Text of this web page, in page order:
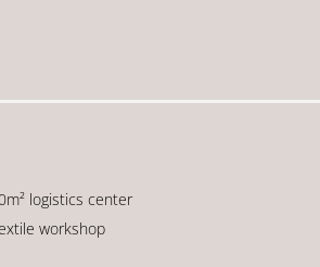
logistics center
workshop